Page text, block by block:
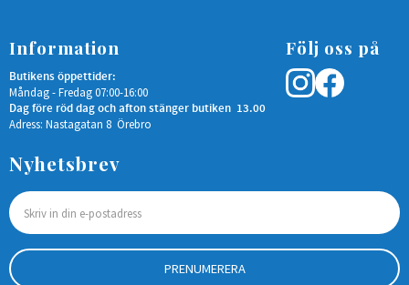
Information
Butikens öppettider:
Måndag - Fredag 07:00-16:00
Dag före röd dag och afton stänger butiken 13.00
Adress: Nastagatan 8 Örebro
Följ oss på
Nyhetsbrev
PRENUMERERA